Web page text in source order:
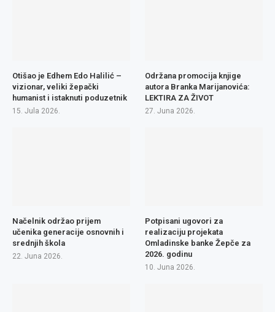
Otišao je Edhem Edo Halilić –
vizionar, veliki žepački
humanist i istaknuti poduzetnik
15. Jula 2026.
Održana promocija knjige
autora Branka Marijanovića:
LEKTIRA ZA ŽIVOT
27. Juna 2026.
Načelnik održao prijem
učenika generacije osnovnih i
srednjih škola
22. Juna 2026.
Potpisani ugovori za
realizaciju projekata
Omladinske banke Žepče za
2026. godinu
10. Juna 2026.